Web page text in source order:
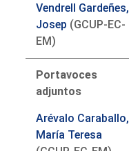
Vendrell Gardeñes,
Josep (GCUP-EC-
EM)
Portavoces
adjuntos
Arévalo Caraballo,
María Teresa